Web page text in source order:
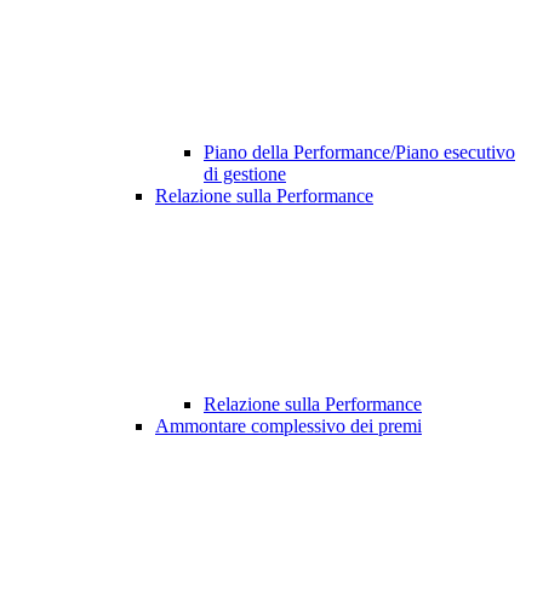
Piano della Performance/Piano esecutivo
di gestione
Relazione sulla Performance
Relazione sulla Performance
Ammontare complessivo dei premi